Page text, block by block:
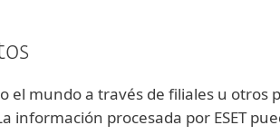
el mundo a través de filiales u otros
información procesada por ESET